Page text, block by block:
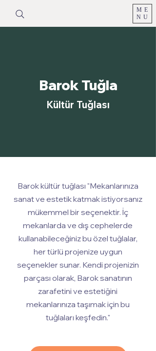
ME
NU
Barok Tuğla
Kültür Tuğlası
Barok kültür tuğlası "Mekanlarınıza
sanat ve estetik katmak istiyorsanız
mükemmel bir seçenektir. İç
mekanlarda ve dış cephelerde
kullanabileceğiniz bu özel tuğlalar,
her türlü projenize uygun
seçenekler sunar. Kendi projenizin
parçası olarak, Barok sanatının
zarafetini ve estetiğini
mekanlarınıza taşımak için bu
tuğlaları keşfedin."